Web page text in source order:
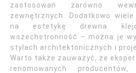
zastosowań zarówno
zewnętrznych. Dodatkowo
na estetykę drewna
wszechstronność – można je
stylach architektonicznych i
Warto także zauważyć, że
renomowanych